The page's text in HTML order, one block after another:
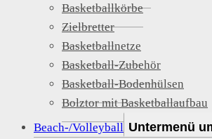
Basketballkörbe
Zielbretter
Basketballnetze
Basketball-Zubehör
Basketball-Bodenhülsen
Bolztor mit Basketballaufbau
Beach-/Volleyball Untermenü